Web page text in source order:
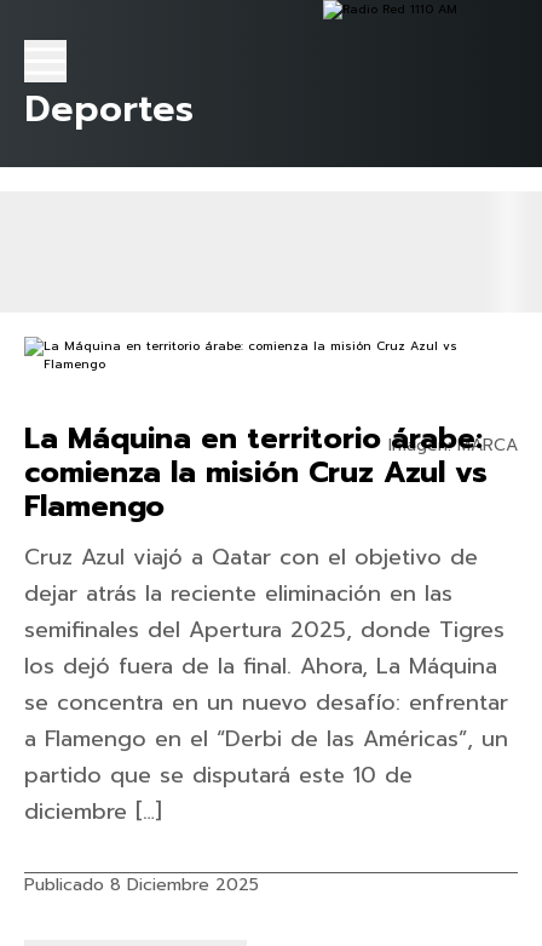
Deportes
Imagen: MARCA
La Máquina en territorio árabe:
comienza la misión Cruz Azul vs
Flamengo
Cruz Azul viajó a Qatar con el objetivo de
dejar atrás la reciente eliminación en las
semifinales del Apertura 2025, donde Tigres
los dejó fuera de la final. Ahora, La Máquina
se concentra en un nuevo desafío: enfrentar
a Flamengo en el “Derbi de las Américas”, un
partido que se disputará este 10 de
diciembre […]
Publicado 8 Diciembre 2025